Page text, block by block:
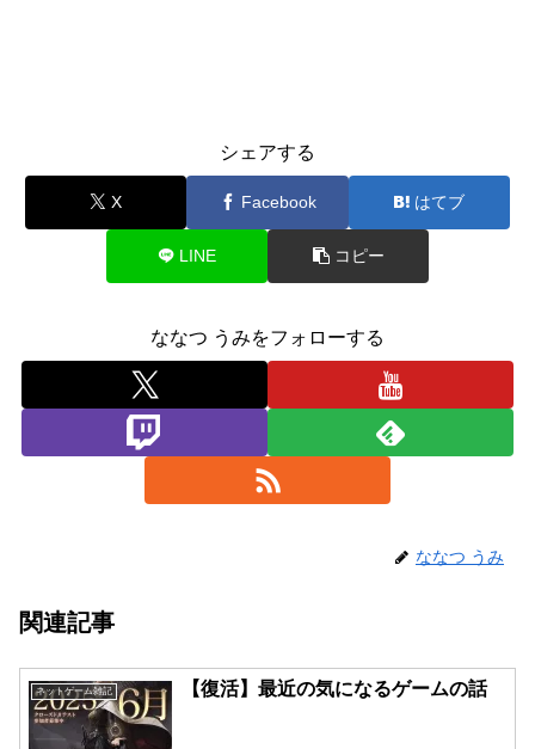
シェアする
X Facebook はてブ
LINE コピー
ななつ うみをフォローする
ななつ うみ
関連記事
ネットゲーム雑記 【復活】最近の気になるゲームの話